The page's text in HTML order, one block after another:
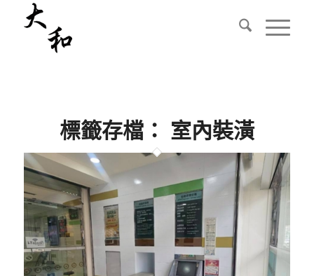
標籤存檔： 室內裝潢